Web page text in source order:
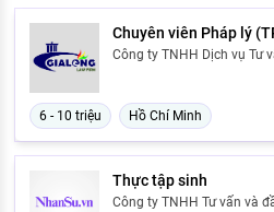
Chuyên viên Pháp lý
Công ty TNHH Dịch vụ Tư
6 - 10 triệu Hồ Chí Minh
Thực tập sinh
Công ty TNHH Tư vấn và